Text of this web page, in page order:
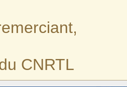
CNRTL